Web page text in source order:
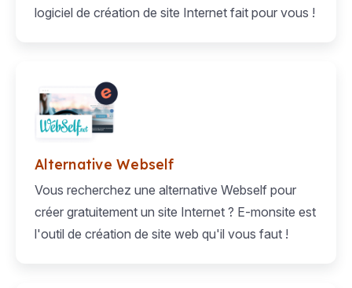
logiciel de création de site Internet fait pour vous !
Alternative Webself
Vous recherchez une alternative Webself pour
créer gratuitement un site Internet ? E-monsite est
l'outil de création de site web qu'il vous faut !